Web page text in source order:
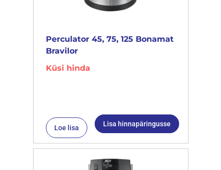
Perculator 45, 75, 125 Bonamat
Bravilor
Küsi hinda
Loe lisa Lisa hinnapäringusse